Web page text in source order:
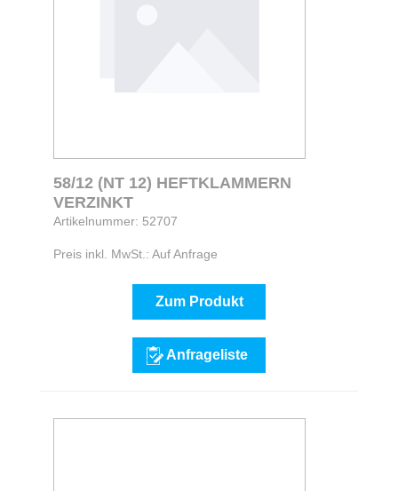
58/12 (NT 12) HEFTKLAMMERN
VERZINKT
Artikelnummer: 52707
Preis inkl. MwSt.: Auf Anfrage
Zum Produkt
Anfrageliste